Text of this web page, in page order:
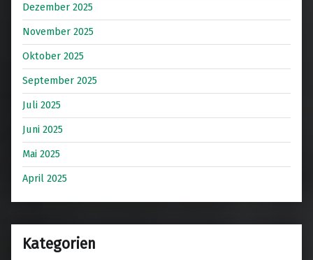
Dezember 2025
November 2025
Oktober 2025
September 2025
Juli 2025
Juni 2025
Mai 2025
April 2025
Kategorien